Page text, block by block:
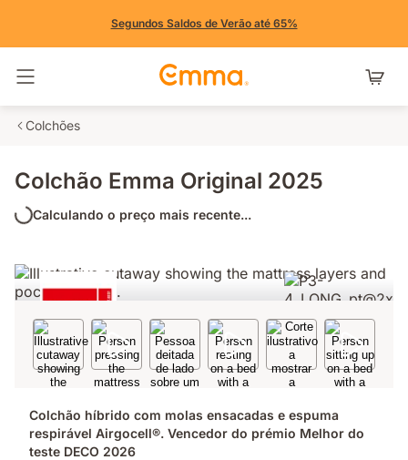
Segundos Saldos de Verão até 65%
Colchões
Colchão Emma Original 2025
Calculando o preço mais recente...
Colchão híbrido com molas ensacadas e espuma
respirável Airgocell®. Vencedor do prémio Melhor do
teste DECO 2026